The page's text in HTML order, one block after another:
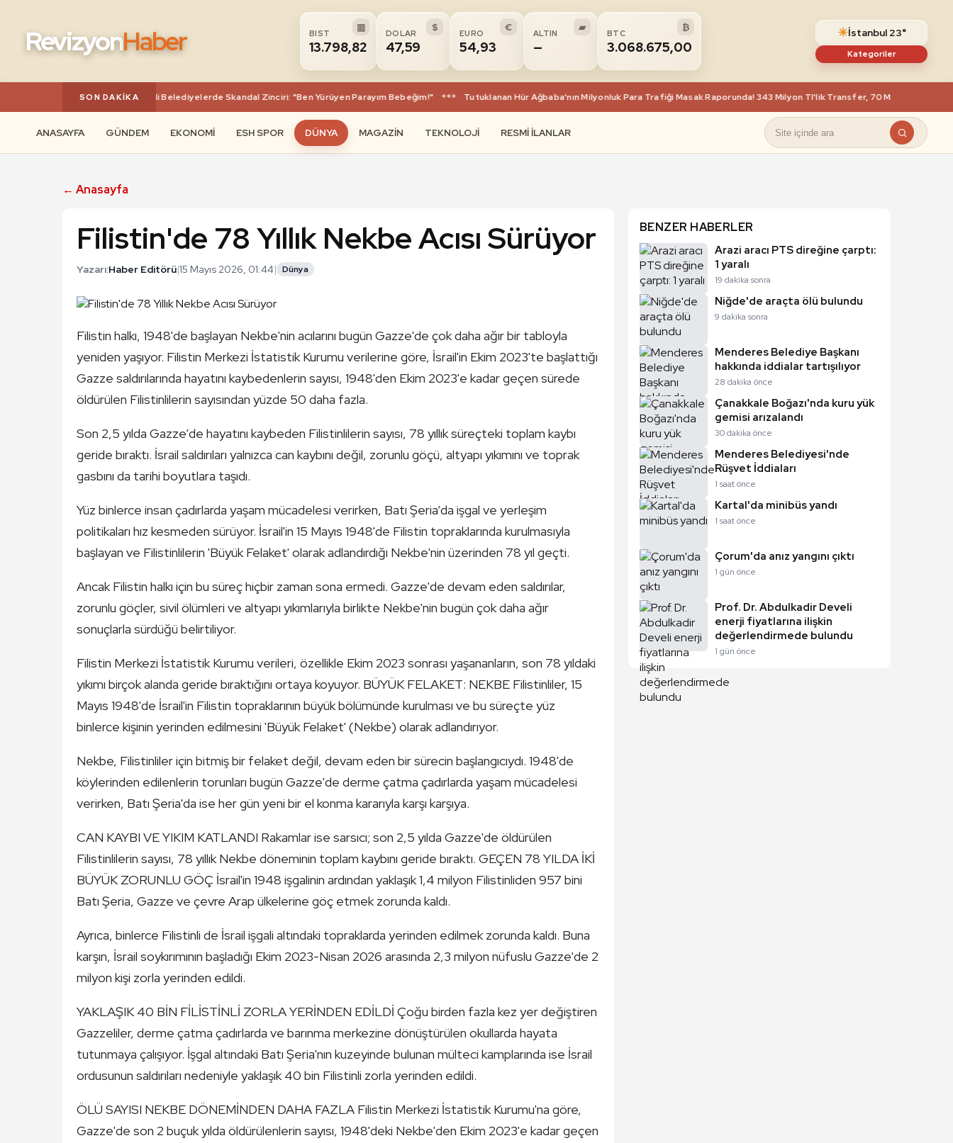
RevizyonHaber BIST
▥
13.798,82
DOLAR
$
47,59
EURO
€
54,93
ALTIN
▰
—
BTC
₿
3.068.675,00
☀İstanbul 23°
Kategoriler
SON DAKIKA
Menderes’ten Uşak’a Chp’li Belediyelerde Skandal Zinciri: "Ben Yürüyen Parayım Bebeğim!" *** Tutuklanan Hür Ağbaba'nın Milyonluk Para Trafiği Masak Raporunda! 343 Milyon Tl'lik Transfer, 70 Milyon Tl Nakit
ANASAYFA GÜNDEM EKONOMI ESH SPOR DÜNYA MAGAZIN TEKNOLOJI RESMI İLANLAR
← Anasayfa
Filistin'de 78 Yıllık Nekbe Acısı Sürüyor
Yazarı:Haber Editörü|15 Mayıs 2026, 01:44| Dünya
Filistin halkı, 1948'de başlayan Nekbe'nin acılarını bugün Gazze'de çok daha ağır bir tabloyla
yeniden yaşıyor. Filistin Merkezi İstatistik Kurumu verilerine göre, İsrail'in Ekim 2023'te başlattığı
Gazze saldırılarında hayatını kaybedenlerin sayısı, 1948'den Ekim 2023'e kadar geçen sürede
öldürülen Filistinlilerin sayısından yüzde 50 daha fazla.
Son 2,5 yılda Gazze’de hayatını kaybeden Filistinlilerin sayısı, 78 yıllık süreçteki toplam kaybı
geride bıraktı. İsrail saldırıları yalnızca can kaybını değil, zorunlu göçü, altyapı yıkımını ve toprak
gasbını da tarihi boyutlara taşıdı.
Yüz binlerce insan çadırlarda yaşam mücadelesi verirken, Batı Şeria’da işgal ve yerleşim
politikaları hız kesmeden sürüyor. İsrail'in 15 Mayıs 1948'de Filistin topraklarında kurulmasıyla
başlayan ve Filistinlilerin 'Büyük Felaket' olarak adlandırdığı Nekbe'nin üzerinden 78 yıl geçti.
Ancak Filistin halkı için bu süreç hiçbir zaman sona ermedi. Gazze'de devam eden saldırılar,
zorunlu göçler, sivil ölümleri ve altyapı yıkımlarıyla birlikte Nekbe'nin bugün çok daha ağır
sonuçlarla sürdüğü belirtiliyor.
Filistin Merkezi İstatistik Kurumu verileri, özellikle Ekim 2023 sonrası yaşananların, son 78 yıldaki
yıkımı birçok alanda geride bıraktığını ortaya koyuyor. BÜYÜK FELAKET: NEKBE Filistinliler, 15
Mayıs 1948'de İsrail'in Filistin topraklarının büyük bölümünde kurulması ve bu süreçte yüz
binlerce kişinin yerinden edilmesini 'Büyük Felaket' (Nekbe) olarak adlandırıyor.
Nekbe, Filistinliler için bitmiş bir felaket değil, devam eden bir sürecin başlangıcıydı. 1948'de
köylerinden edilenlerin torunları bugün Gazze'de derme çatma çadırlarda yaşam mücadelesi
verirken, Batı Şeria'da ise her gün yeni bir el konma kararıyla karşı karşıya.
CAN KAYBI VE YIKIM KATLANDI Rakamlar ise sarsıcı; son 2,5 yılda Gazze'de öldürülen
Filistinlilerin sayısı, 78 yıllık Nekbe döneminin toplam kaybını geride bıraktı. GEÇEN 78 YILDA İKİ
BÜYÜK ZORUNLU GÖÇ İsrail'in 1948 işgalinin ardından yaklaşık 1,4 milyon Filistinliden 957 bini
Batı Şeria, Gazze ve çevre Arap ülkelerine göç etmek zorunda kaldı.
Ayrıca, binlerce Filistinli de İsrail işgali altındaki topraklarda yerinden edilmek zorunda kaldı. Buna
karşın, İsrail soykırımının başladığı Ekim 2023-Nisan 2026 arasında 2,3 milyon nüfuslu Gazze'de 2
milyon kişi zorla yerinden edildi.
YAKLAŞIK 40 BİN FİLİSTİNLİ ZORLA YERİNDEN EDİLDİ Çoğu birden fazla kez yer değiştiren
Gazzeliler, derme çatma çadırlarda ve barınma merkezine dönüştürülen okullarda hayata
tutunmaya çalışıyor. İşgal altındaki Batı Şeria'nın kuzeyinde bulunan mülteci kamplarında ise İsrail
ordusunun saldırıları nedeniyle yaklaşık 40 bin Filistinli zorla yerinden edildi.
ÖLÜ SAYISI NEKBE DÖNEMİNDEN DAHA FAZLA Filistin Merkezi İstatistik Kurumu'na göre,
Gazze'de son 2 buçuk yılda öldürülenlerin sayısı, 1948'deki Nekbe'den Ekim 2023'e kadar geçen
BENZER HABERLER
Arazi aracı PTS direğine çarptı:
1 yaralı
19 dakika sonra
Niğde'de araçta ölü bulundu
9 dakika sonra
Menderes Belediye Başkanı
hakkında iddialar tartışılıyor
28 dakika önce
Çanakkale Boğazı'nda kuru yük
gemisi arızalandı
30 dakika önce
Menderes Belediyesi'nde
Rüşvet İddiaları
1 saat önce
Kartal'da minibüs yandı
1 saat önce
Çorum'da anız yangını çıktı
1 gün önce
Prof. Dr. Abdulkadir Develi
enerji fiyatlarına ilişkin
değerlendirmede bulundu
1 gün önce